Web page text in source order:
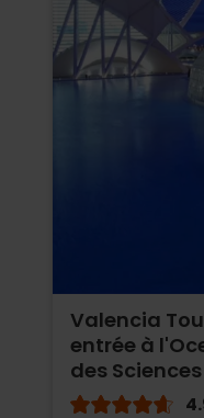
Valencia
entrée à
des